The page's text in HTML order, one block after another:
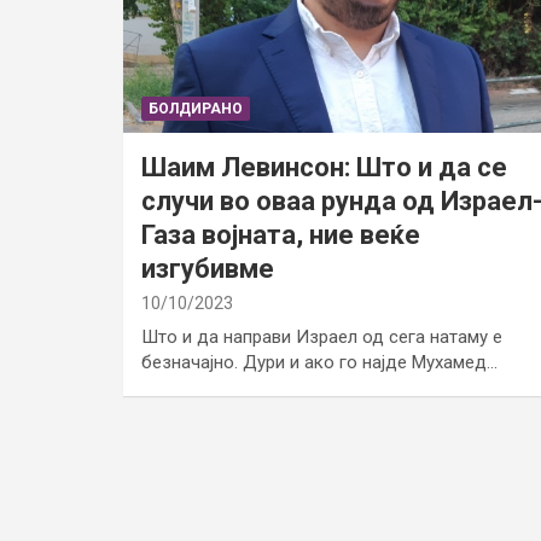
БОЛДИРАНО
Шаим Левинсон: Што и да се
случи во оваа рунда од Израел-
Газа војната, ние веќе
изгубивме
10/10/2023
Што и да направи Израел од сега натаму е
безначајно. Дури и ако го најде Мухамед…